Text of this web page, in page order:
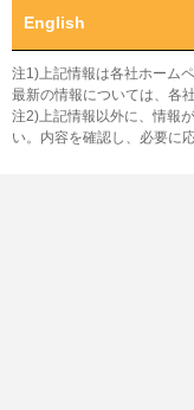
English
注1)上記情報は各社ホーム
最新の情報については、各
注2)上記情報以外に、情報
い。内容を確認し、必要に